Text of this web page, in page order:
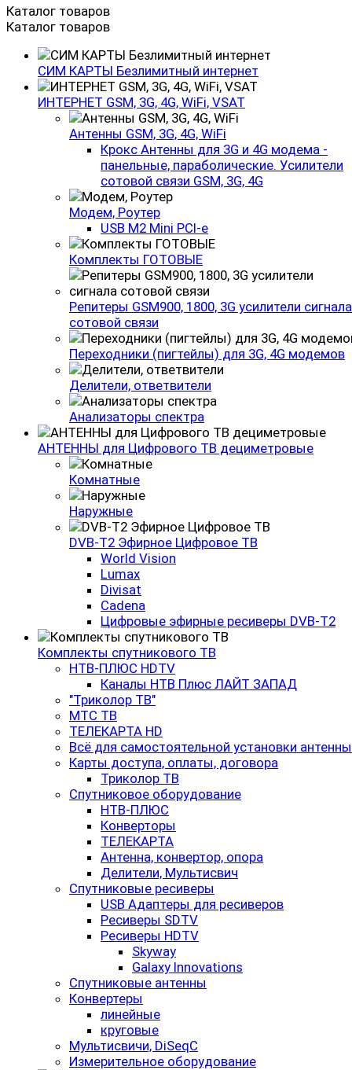
Каталог товаров
Каталог товаров
СИМ КАРТЫ Безлимитный интернет
ИНТЕРНЕТ GSM, 3G, 4G, WiFi, VSAT
Антенны GSM, 3G, 4G, WiFi
Крокс Антенны для 3G и 4G модема -
панельные, параболические. Усилители
сотовой связи GSM, 3G, 4G
Модем, Роутер
USB M2 Mini PCI-e
Комплекты ГОТОВЫЕ
Репитеры GSM900, 1800, 3G усилители сигнала
сотовой связи
Переходники (пигтейлы) для 3G, 4G модемов
Делители, ответвители
Анализаторы спектра
АНТЕННЫ для Цифрового ТВ дециметровые
Комнатные
Наружные
DVB-Т2 Эфирное Цифровое ТВ
World Vision
Lumax
Divisat
Cadena
Цифровые эфирные ресиверы DVB-T2
Комплекты спутникового ТВ
НТВ-ПЛЮС HDTV
Каналы НТВ Плюс ЛАЙТ ЗАПАД
"Триколор ТВ"
МТС ТВ
ТЕЛЕКАРТА HD
Всё для самостоятельной установки антенны
Карты доступа, оплаты, договора
Триколор ТВ
Спутниковое оборудование
НТВ-ПЛЮС
Конверторы
ТЕЛЕКАРТА
Антенна, конвертор, опора
Делители, Мультисвич
Спутниковые ресиверы
USB Адаптеры для ресиверов
Ресиверы SDTV
Ресиверы HDTV
Skyway
Galaxy Innovations
Спутниковые антенны
Конвертеры
линейные
круговые
Мультисвичи, DiSeqC
Измерительное оборудование